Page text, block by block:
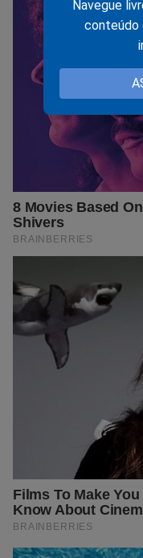
Navegue
conteúdo